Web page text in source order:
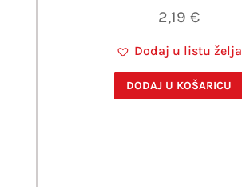
2,19 €
Dodaj u listu želja
DODAJ U KOŠARICU